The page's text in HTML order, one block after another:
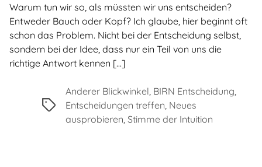
Warum tun wir so, als müssten wir uns entscheiden?
Entweder Bauch oder Kopf? Ich glaube, hier beginnt oft
schon das Problem. Nicht bei der Entscheidung selbst,
sondern bei der Idee, dass nur ein Teil von uns die
richtige Antwort kennen […]
Stichworte
Anderer Blickwinkel BIRN Entscheidung
Entscheidungen treffen Neues
ausprobieren Stimme der Intuition